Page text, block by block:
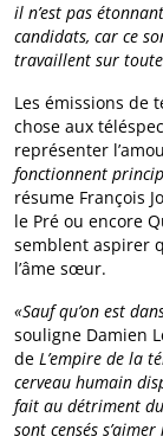
il n’est pas
candidats, car ce
travaillent sur
Les émissions de
chose aux
représenter
fonctionnent
résume François
le Pré ou encore
semblent aspirer
l’âme sœur.
«Sauf qu’on est
souligne Damien
de L’empire de la
cerveau humain
fait au détriment
sont censés s’aimer